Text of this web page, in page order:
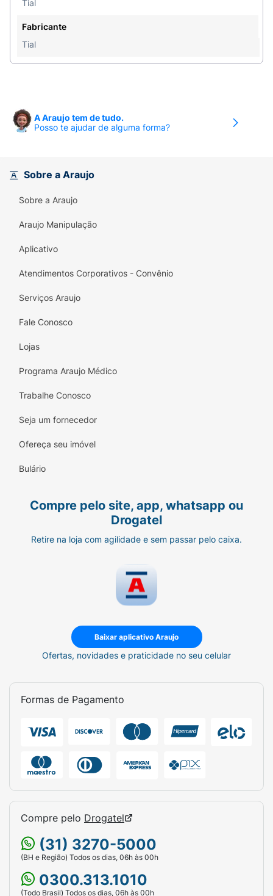
Tial
Fabricante
Tial
A Araujo tem de tudo.
Posso te ajudar de alguma forma?
Sobre a Araujo
Sobre a Araujo
Araujo Manipulação
Aplicativo
Atendimentos Corporativos - Convênio
Serviços Araujo
Fale Conosco
Lojas
Programa Araujo Médico
Trabalhe Conosco
Seja um fornecedor
Ofereça seu imóvel
Bulário
Compre pelo site, app, whatsapp ou
Drogatel
Retire na loja com agilidade e sem passar pelo caixa.
Baixar aplicativo Araujo
Ofertas, novidades e praticidade no seu celular
Formas de Pagamento
Compre pelo Drogatel
(31) 3270-5000
(BH e Região) Todos os dias, 06h às 00h
0300.313.1010
(Todo Brasil) Todos os dias, 06h às 00h